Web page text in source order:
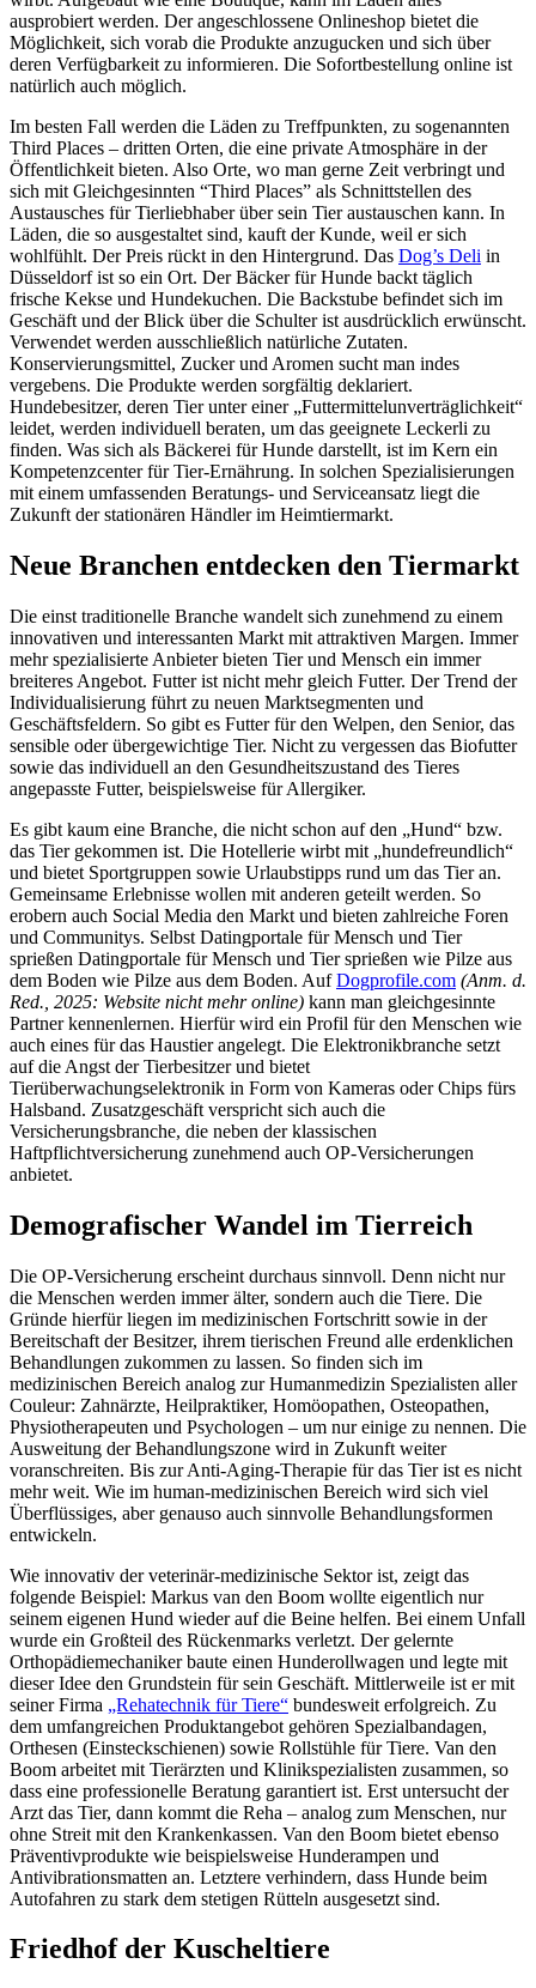
ausprobiert werden. Der angeschlossene Onlineshop bietet die
Möglichkeit, sich vorab die Produkte anzugucken und sich über
deren Verfügbarkeit zu informieren. Die Sofortbestellung online ist
natürlich auch möglich.
Im besten Fall werden die Läden zu Treffpunkten, zu sogenannten
Third Places – dritten Orten, die eine private Atmosphäre in der
Öffentlichkeit bieten. Also Orte, wo man gerne Zeit verbringt und
sich mit Gleichgesinnten “Third Places” als Schnittstellen des
Austausches für Tierliebhaber über sein Tier austauschen kann. In
Läden, die so ausgestaltet sind, kauft der Kunde, weil er sich
wohlfühlt. Der Preis rückt in den Hintergrund. Das Dog’s Deli in
Düsseldorf ist so ein Ort. Der Bäcker für Hunde backt täglich
frische Kekse und Hundekuchen. Die Backstube befindet sich im
Geschäft und der Blick über die Schulter ist ausdrücklich erwünscht.
Verwendet werden ausschließlich natürliche Zutaten.
Konservierungsmittel, Zucker und Aromen sucht man indes
vergebens. Die Produkte werden sorgfältig deklariert.
Hundebesitzer, deren Tier unter einer „Futtermittelunverträglichkeit“
leidet, werden individuell beraten, um das geeignete Leckerli zu
finden. Was sich als Bäckerei für Hunde darstellt, ist im Kern ein
Kompetenzcenter für Tier-Ernährung. In solchen Spezialisierungen
mit einem umfassenden Beratungs- und Serviceansatz liegt die
Zukunft der stationären Händler im Heimtiermarkt.
Neue Branchen entdecken den Tiermarkt
Die einst traditionelle Branche wandelt sich zunehmend zu einem
innovativen und interessanten Markt mit attraktiven Margen. Immer
mehr spezialisierte Anbieter bieten Tier und Mensch ein immer
breiteres Angebot. Futter ist nicht mehr gleich Futter. Der Trend der
Individualisierung führt zu neuen Marktsegmenten und
Geschäftsfeldern. So gibt es Futter für den Welpen, den Senior, das
sensible oder übergewichtige Tier. Nicht zu vergessen das Biofutter
sowie das individuell an den Gesundheitszustand des Tieres
angepasste Futter, beispielsweise für Allergiker.
Es gibt kaum eine Branche, die nicht schon auf den „Hund“ bzw.
das Tier gekommen ist. Die Hotellerie wirbt mit „hundefreundlich“
und bietet Sportgruppen sowie Urlaubstipps rund um das Tier an.
Gemeinsame Erlebnisse wollen mit anderen geteilt werden. So
erobern auch Social Media den Markt und bieten zahlreiche Foren
und Communitys. Selbst Datingportale für Mensch und Tier
sprießen Datingportale für Mensch und Tier sprießen wie Pilze aus
dem Boden wie Pilze aus dem Boden. AufDogprofile.com (Anm. d.
Red., 2025: Website nicht mehr online) kann man gleichgesinnte
Partner kennenlernen. Hierfür wird ein Profil für den Menschen wie
auch eines für das Haustier angelegt. Die Elektronikbranche setzt
auf die Angst der Tierbesitzer und bietet
Tierüberwachungselektronik in Form von Kameras oder Chips fürs
Halsband. Zusatzgeschäft verspricht sich auch die
Versicherungsbranche, die neben der klassischen
Haftpflichtversicherung zunehmend auch OP-Versicherungen
anbietet.
Demografischer Wandel im Tierreich
Die OP-Versicherung erscheint durchaus sinnvoll. Denn nicht nur
die Menschen werden immer älter, sondern auch die Tiere. Die
Gründe hierfür liegen im medizinischen Fortschritt sowie in der
Bereitschaft der Besitzer, ihrem tierischen Freund alle erdenklichen
Behandlungen zukommen zu lassen. So finden sich im
medizinischen Bereich analog zur Humanmedizin Spezialisten aller
Couleur: Zahnärzte, Heilpraktiker, Homöopathen, Osteopathen,
Physiotherapeuten und Psychologen – um nur einige zu nennen. Die
Ausweitung der Behandlungszone wird in Zukunft weiter
voranschreiten. Bis zur Anti-Aging-Therapie für das Tier ist es nicht
mehr weit. Wie im human-medizinischen Bereich wird sich viel
Überflüssiges, aber genauso auch sinnvolle Behandlungsformen
entwickeln.
Wie innovativ der veterinär-medizinische Sektor ist, zeigt das
folgende Beispiel: Markus van den Boom wollte eigentlich nur
seinem eigenen Hund wieder auf die Beine helfen. Bei einem Unfall
wurde ein Großteil des Rückenmarks verletzt. Der gelernte
Orthopädiemechaniker baute einen Hunderollwagen und legte mit
dieser Idee den Grundstein für sein Geschäft. Mittlerweile ist er mit
seiner Firma „Rehatechnik für Tiere“ bundesweit erfolgreich. Zu
dem umfangreichen Produktangebot gehören Spezialbandagen,
Orthesen (Einsteckschienen) sowie Rollstühle für Tiere. Van den
Boom arbeitet mit Tierärzten und Klinikspezialisten zusammen, so
dass eine professionelle Beratung garantiert ist. Erst untersucht der
Arzt das Tier, dann kommt die Reha – analog zum Menschen, nur
ohne Streit mit den Krankenkassen. Van den Boom bietet ebenso
Präventivprodukte wie beispielsweise Hunderampen und
Antivibrationsmatten an. Letztere verhindern, dass Hunde beim
Autofahren zu stark dem stetigen Rütteln ausgesetzt sind.
Friedhof der Kuscheltiere